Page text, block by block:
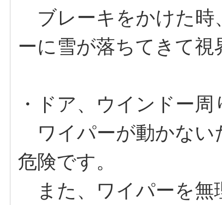
ブレーキをかけた時
ーに雪が落ちてきて
・ドア、ウインドー
ワイパーが動かない
危険です。
また、ワイパーを無